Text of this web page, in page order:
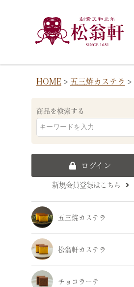
HOME 五三焼カステラ
商品を検索する
ログイン
新規会員登録はこちら
五三焼カステラ
松翁軒カステラ
チョコラーテ